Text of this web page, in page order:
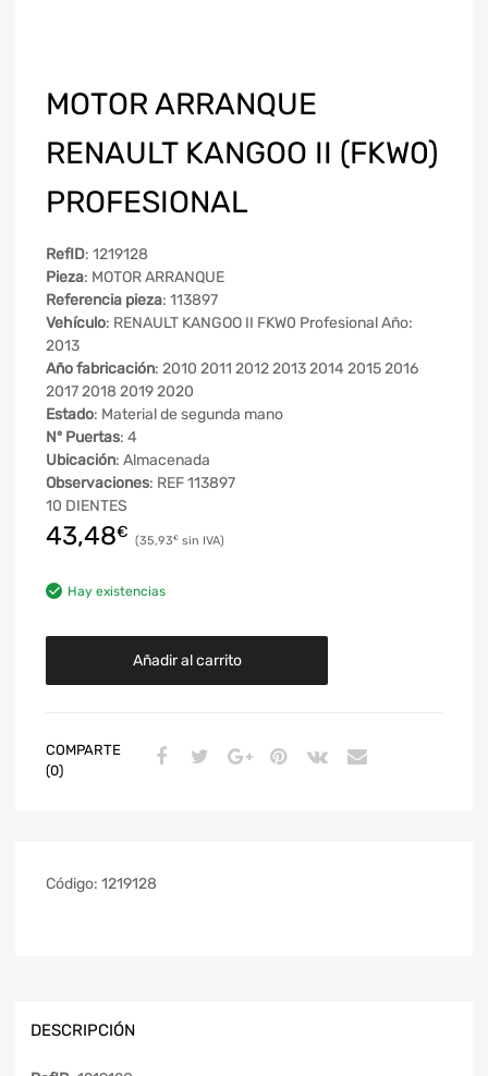
MOTOR ARRANQUE
RENAULT KANGOO II (FKW0)
PROFESIONAL
RefID: 1219128
Pieza: MOTOR ARRANQUE
Referencia pieza: 113897
Vehículo: RENAULT KANGOO II FKW0 Profesional Año:
2013
Año fabricación: 2010 2011 2012 2013 2014 2015 2016
2017 2018 2019 2020
Estado: Material de segunda mano
Nº Puertas: 4
Ubicación: Almacenada
Observaciones: REF 113897
10 DIENTES
43,48€ 35,93€
Hay existencias
Añadir al carrito
COMPARTE
(0)
Código: 1219128
DESCRIPCIÓN